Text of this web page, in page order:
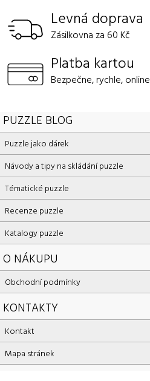
Levná doprava
Zásilkovna za 60 Kč
Platba kartou
Bezpečne, rychle, online
PUZZLE BLOG
Puzzle jako dárek
Návody a tipy na skládání puzzle
Tématické puzzle
Recenze puzzle
Katalogy puzzle
O NÁKUPU
Obchodní podmínky
KONTAKTY
Kontakt
Mapa stránek